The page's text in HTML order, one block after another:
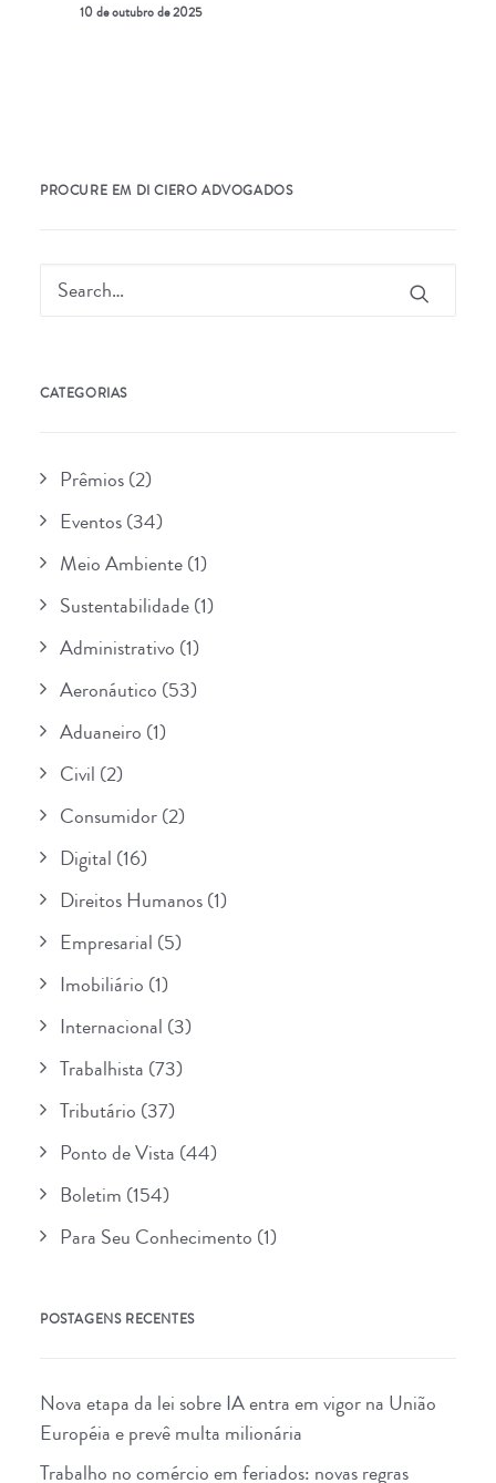
10 de outubro de 2025
PROCURE EM DI CIERO ADVOGADOS
CATEGORIAS
Prêmios(2)
Eventos(34)
Meio Ambiente(1)
Sustentabilidade(1)
Administrativo (1)
Aeronáutico (53)
Aduaneiro (1)
Civil (2)
Consumidor(2)
Digital (16)
Direitos Humanos(1)
Empresarial (5)
Imobiliário (1)
Internacional (3)
Trabalhista (73)
Tributário (37)
Ponto de Vista (44)
Boletim (154)
Para Seu Conhecimento (1)
POSTAGENS RECENTES
Nova etapa da lei sobre IA entra em vigor na União
Européia e prevê multa milionária
Trabalho no comércio em feriados: novas regras